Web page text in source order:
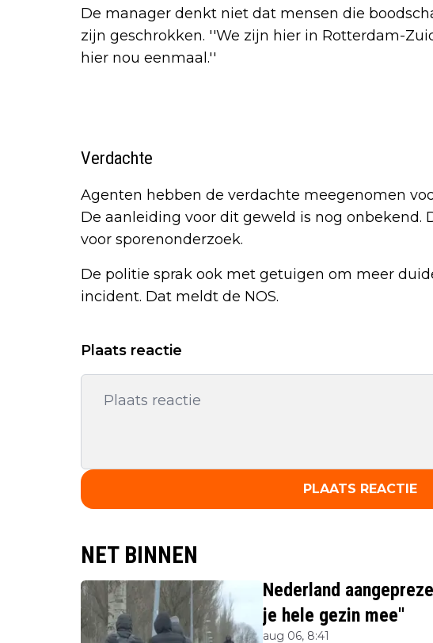
De manager denkt niet dat mensen die
zijn geschrokken. ''We zijn hier in Rotterdam-
hier nou eenmaal.''
Verdachte
Agenten hebben de verdachte meegenomen
De aanleiding voor dit geweld is nog onbekend.
voor sporenonderzoek.
De politie sprak ook met getuigen om meer
incident. Dat meldt de NOS.
Plaats reactie
PLAATS REACTIE
NET BINNEN
Nederland
je hele gezin mee''
aug 06, 8:41